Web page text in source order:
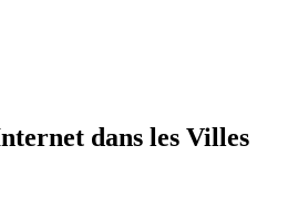
dans les Villes